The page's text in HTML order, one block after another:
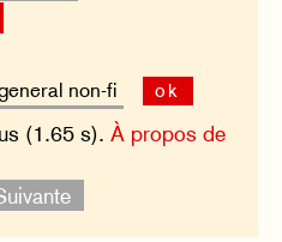
ok
(1.65 s).À propos de